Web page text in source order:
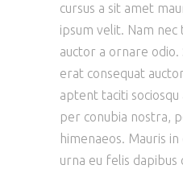
cursus a sit amet
ipsum velit. Nam
auctor a ornare odio.
erat consequat
aptent taciti
per conubia nostra,
himenaeos. Mauris
urna eu felis dapibus